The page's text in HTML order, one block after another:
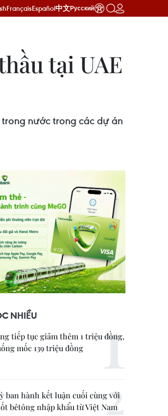
FrançaisEspañol中文Русский
tại UAE
nước trong các dự án
NHIỀU
tiếp tục giảm thêm 1 triệu đồng,
mốc 139 triệu đồng
ban hành kết luận cuối cùng với
bêtông nhập khẩu từ Việt Nam